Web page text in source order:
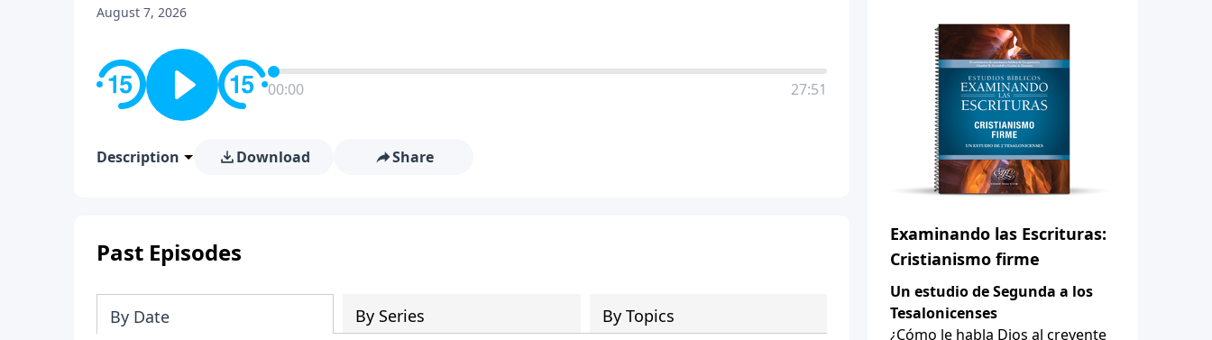
August 7, 2026
00:00 27:51
Description Download Share
Past Episodes
By Date By Series By Topics
Examinando las Escrituras:
Cristianismo firme
Un estudio de Segunda a los
Tesalonicenses
¿Cómo le habla Dios al creyente